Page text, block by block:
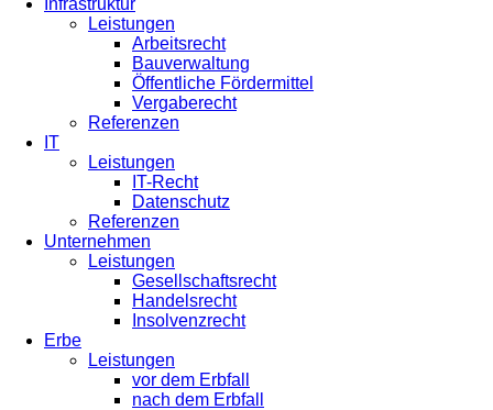
Infrastruktur
Leistungen
Arbeitsrecht
Bauverwaltung
Öffentliche Fördermittel
Vergaberecht
Referenzen
IT
Leistungen
IT-Recht
Datenschutz
Referenzen
Unternehmen
Leistungen
Gesellschaftsrecht
Handelsrecht
Insolvenzrecht
Erbe
Leistungen
vor dem Erbfall
nach dem Erbfall